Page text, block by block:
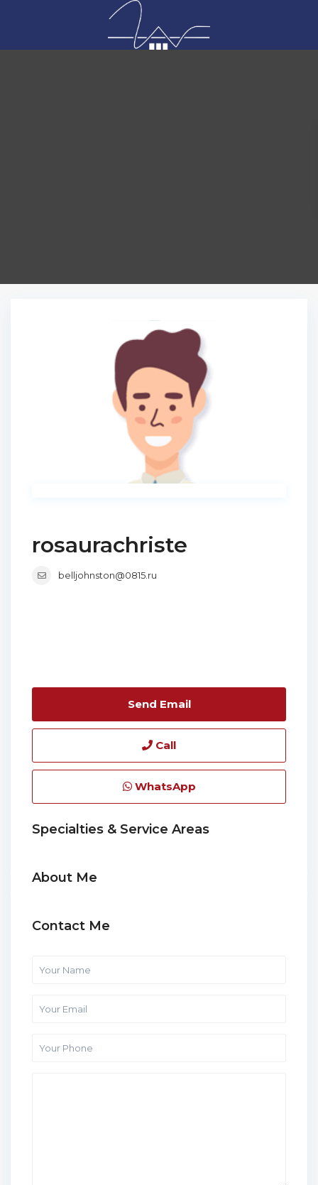
rosaurachriste
belljohnston@0815.ru
Send Email
Call
WhatsApp
Specialties & Service Areas
About Me
Contact Me